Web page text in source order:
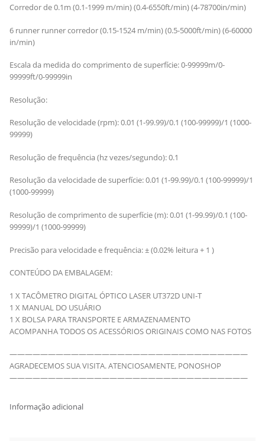
Corredor de 0.1m (0.1-1999 m/min) (0.4-6550ft/min) (4-78700in/min)
6 runner runner corredor (0.15-1524 m/min) (0.5-5000ft/min) (6-60000
in/min)
Escala da medida do comprimento de superfície: 0-99999m/0-
99999ft/0-99999in
Resolução:
Resolução de velocidade (rpm): 0.01 (1-99.99)/0.1 (100-99999)/1 (1000-
99999)
Resolução de frequência (hz vezes/segundo): 0.1
Resolução da velocidade de superfície: 0.01 (1-99.99)/0.1 (100-99999)/1
(1000-99999)
Resolução de comprimento de superfície (m): 0.01 (1-99.99)/0.1 (100-
99999)/1 (1000-99999)
Precisão para velocidade e frequência: ± (0.02% leitura + 1 )
CONTEÚDO DA EMBALAGEM:
1 X TACÔMETRO DIGITAL ÓPTICO LASER UT372D UNI-T
1 X MANUAL DO USUÁRIO
1 X BOLSA PARA TRANSPORTE E ARMAZENAMENTO
ACOMPANHA TODOS OS ACESSÓRIOS ORIGINAIS COMO NAS FOTOS
———————————————————————————————
AGRADECEMOS SUA VISITA. ATENCIOSAMENTE, PONOSHOP
———————————————————————————————
Informação adicional